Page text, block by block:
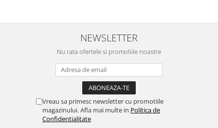
NEWSLETTER
Nu rata ofertele si promotiile noastre
Vreau sa primesc newsletter cu promotiile
magazinului. Afla mai multe in Politica de
Confidentialitate